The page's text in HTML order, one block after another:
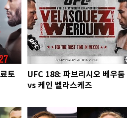
토
UFC 188: 파브리시오 베우둠
vs 케인 벨라스케즈